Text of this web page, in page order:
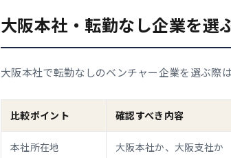
大阪本社・転勤なし企業を選
大阪本社で転勤なしのベンチャー企業を選ぶ際
比較ポイント 確認すべき内容
本社所在地 大阪本社か、大阪支社か